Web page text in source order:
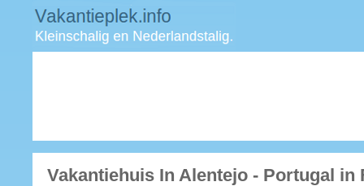
Vakantiehuis In Alentejo - Portugal in